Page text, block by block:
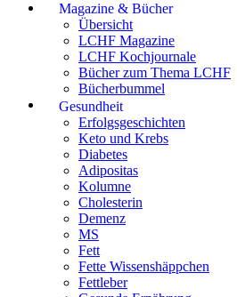
Magazine & Bücher
Übersicht
LCHF Magazine
LCHF Kochjournale
Bücher zum Thema LCHF
Bücherbummel
Gesundheit
Erfolgsgeschichten
Keto und Krebs
Diabetes
Adipositas
Kolumne
Cholesterin
Demenz
MS
Fett
Fette Wissenshäppchen
Fettleber